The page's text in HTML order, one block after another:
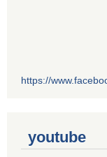
https://
youtube